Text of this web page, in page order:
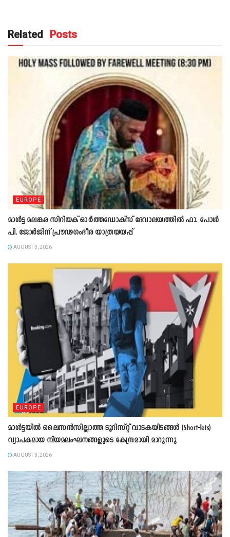
Related Posts
EUROPE
മാൾട്ട മലങ്കര സിറിയക് ഓർത്തഡോക്സ് ദേവാലയത്തിൽ ഫാ. പോൾ
പി. ജോർജിന് പ്രൗഢഗംഭീര യാത്രയയപ്പ്
AUGUST 3, 2026
EUROPE
മാൾട്ടയിൽ ലൈസൻസില്ലാത്ത ടൂറിസ്റ്റ് വാടകയിടങ്ങൾ (Short-lets)
വ്യാപകമായ നിയമലംഘനങ്ങളുടെ കേന്ദ്രമായി മാറുന്നു
AUGUST 3, 2026